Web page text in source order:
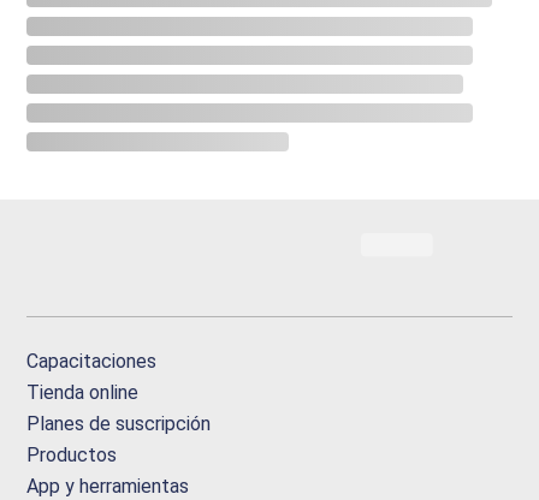
Capacitaciones
Tienda online
Planes de suscripción
Productos
App y herramientas